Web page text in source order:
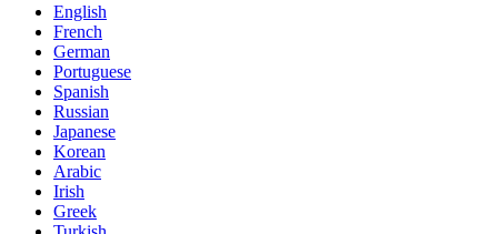
English
French
German
Portuguese
Spanish
Russian
Japanese
Korean
Arabic
Irish
Greek